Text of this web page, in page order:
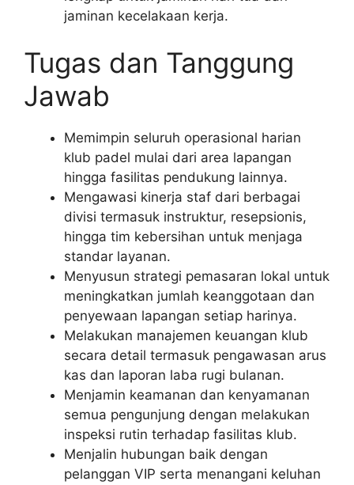
jaminan kecelakaan kerja.
Tugas dan Tanggung
Jawab
Memimpin seluruh operasional harian
klub padel mulai dari area lapangan
hingga fasilitas pendukung lainnya.
Mengawasi kinerja staf dari berbagai
divisi termasuk instruktur, resepsionis,
hingga tim kebersihan untuk menjaga
standar layanan.
Menyusun strategi pemasaran lokal untuk
meningkatkan jumlah keanggotaan dan
penyewaan lapangan setiap harinya.
Melakukan manajemen keuangan klub
secara detail termasuk pengawasan arus
kas dan laporan laba rugi bulanan.
Menjamin keamanan dan kenyamanan
semua pengunjung dengan melakukan
inspeksi rutin terhadap fasilitas klub.
Menjalin hubungan baik dengan
pelanggan VIP serta menangani keluhan